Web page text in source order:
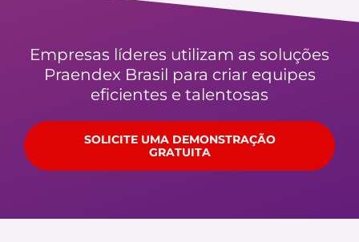
Empresas líderes utilizam as soluções
Praendex Brasil para criar equipes
eficientes e talentosas
SOLICITE UMA DEMONSTRAÇÃO
GRATUITA